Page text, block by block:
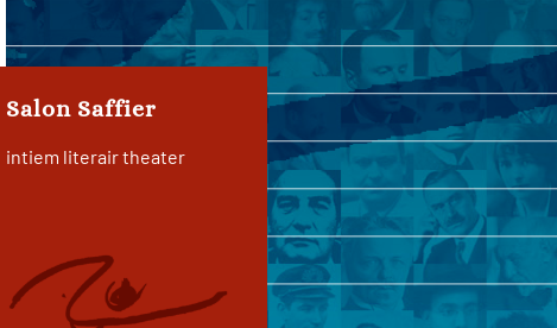
Salon Saffier
intiem literair theater